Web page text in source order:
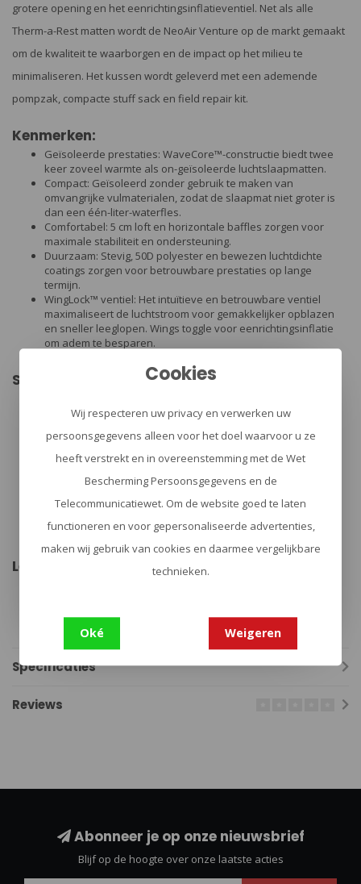
grotere opening en het eenrichtingsinflatieventiel. Net als alle
Therm-a-Rest matten wordt de NeoAir Venture op de markt gemaakt
om de kwaliteit te waarborgen en de impact op het milieu te
minimaliseren. Het kussen wordt geleverd met een ademende
pompzak, compacte stuff sack en field repair kit.
Kenmerken:
Geïsoleerde prestaties: WaveCore™-constructie biedt twee
keer zoveel warmte als on-geïsoleerde luchtslaapmatten.
Compact: Geïsoleerd zonder gebruik te maken van
omvangrijke vulmaterialen, zodat de slaapmat niet groter is
dan een één-liter-waterfles.
Comfortabel: 5 cm loft en horizontale baffles zorgen voor
maximale stabiliteit en ondersteuning.
Duurzaam: Stevig, 50D polyester en bewezen luchtdichte
coatings zorgen voor betrouwbare prestaties op lange
termijn.
WingLock™ ventiel: Het intuïtieve en betrouwbare ventiel
maximaliseert de luchtstroom voor gemakkelijker opblazen
en sneller leeglopen. Wings toggle voor eenrichtingsinflatie
om adem te besparen.
Specificaties:
Kleur: Pine (groen)
Gewicht: 0,54 kg
Breedte (metrisch) 51 cm
Hoogte (metrisch) 5 cm
Dikte (metrisch) 5 cm
Materiaal: 50D polyester
Materiaal(en) Polyester, Polyurethaan
Leveringsomvang:
Opberghoes
Reparatieset
Specificaties
Reviews
Abonneer je op onze nieuwsbrief
Blijf op de hoogte over onze laatste acties
Cookies
Wij respecteren uw privacy en verwerken uw
persoonsgegevens alleen voor het doel waarvoor u ze
heeft verstrekt en in overeenstemming met de Wet
Bescherming Persoonsgegevens en de
Telecommunicatiewet. Om de website goed te laten
functioneren en voor gepersonaliseerde advertenties,
maken wij gebruik van cookies en daarmee vergelijkbare
technieken.
Oké Weigeren